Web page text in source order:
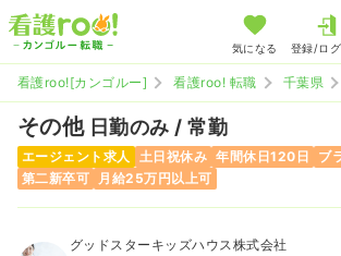
気になる 登録/ロ
看護roo![カンゴルー] 看護roo! 転職 千葉県
その他日勤のみ / 常勤
エージェント求人 土日祝休み 年間休日120日
ブ
第二新卒可
月給25万円以上可
グッドスターキッズハウス株式会社